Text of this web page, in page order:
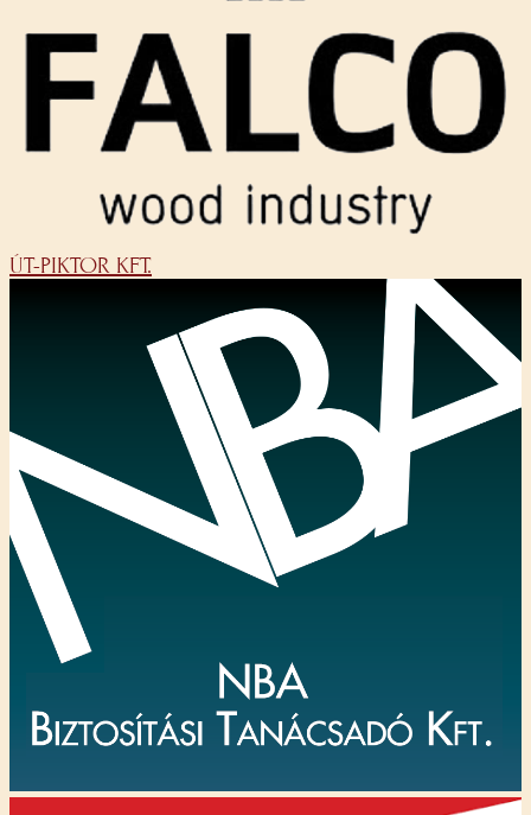
ÚT-PIKTOR KFT.